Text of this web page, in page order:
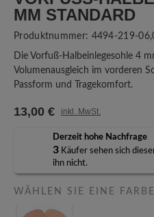
M STANDARD
Produktnummer: 4494-219-
Die Vorfuß-Halbeinlegesohle 4
Volumenausgleich im vorderen
Passform und Tragekomfort.
13,00 € inkl. MwSt.
Derzeit hohe Nachfrage
3 Käufer sehen sich
ihn nicht.
WÄHLEN SIE EINE FARBE